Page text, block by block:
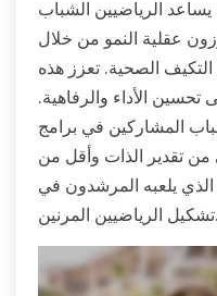
يساعد الرياضيين الشباب
عقلية النمو من خلال
التكيف الصحية. تعزز هذه
تحسين الأداء والرفاهية.
المشاركين في برامج
تقدير الذات وأقل من
الذي يلعبه المرشدون في
تشكيل الرياضيين المرنين.